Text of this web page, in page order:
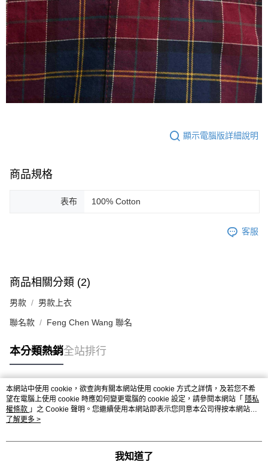
顯示電腦版詳細說明
商品規格
表布 100% Cotton
客服
商品相關分類 (2)
男款 男款上衣
聯名款 Feng Chen Wang 聯名
本分類熱銷全站排行
熱門標籤
本網站中使用 cookie，欲查詢有關本網站使用 cookie 方式之詳情，及若您不希
望在電腦上使用 cookie 時應如何變更電腦的 cookie 設定，請參閱本網站「 隱私
權條款 」之 Cookie 聲明。您繼續使用本網站即表示您同意本公司得按本網站使
用條款之 Cookie 聲明使用 cookie。
了解更多 >
我知道了